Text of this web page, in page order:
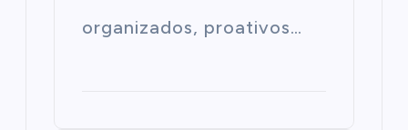
organizados, proativos…